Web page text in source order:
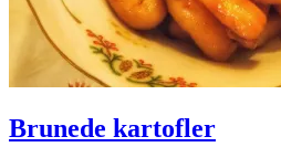
Brunede kartofler